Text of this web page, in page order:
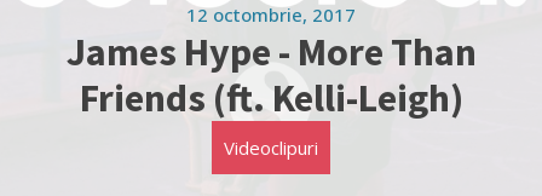
12 octombrie, 2017
James Hype - More Than
Friends (ft. Kelli-Leigh)
Videoclipuri